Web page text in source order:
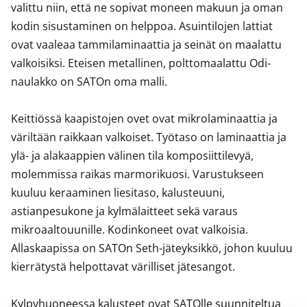
valittu niin, että ne sopivat moneen makuun ja oman
kodin sisustaminen on helppoa. Asuintilojen lattiat
ovat vaaleaa tammilaminaattia ja seinät on maalattu
valkoisiksi. Eteisen metallinen, polttomaalattu Odi-
naulakko on SATOn oma malli.
Keittiössä kaapistojen ovet ovat mikrolaminaattia ja
väriltään raikkaan valkoiset. Työtaso on laminaattia ja
ylä- ja alakaappien välinen tila komposiittilevyä,
molemmissa raikas marmorikuosi. Varustukseen
kuuluu keraaminen liesitaso, kalusteuuni,
astianpesukone ja kylmälaitteet sekä varaus
mikroaaltouunille. Kodinkoneet ovat valkoisia.
Allaskaapissa on SATOn Seth-jäteyksikkö, johon kuuluu
kierrätystä helpottavat värilliset jätesangot.
Kylpyhuoneessa kalusteet ovat SATOlle suunniteltua